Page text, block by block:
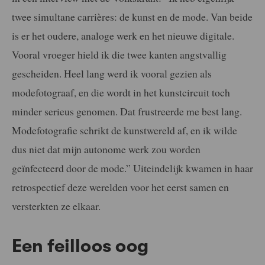
twee simultane carrières: de kunst en de mode. Van beide
is er het oudere, analoge werk en het nieuwe digitale.
Vooral vroeger hield ik die twee kanten angstvallig
gescheiden. Heel lang werd ik vooral gezien als
modefotograaf, en die wordt in het kunstcircuit toch
minder serieus genomen. Dat frustreerde me best lang.
Modefotografie schrikt de kunstwereld af, en ik wilde
dus niet dat mijn autonome werk zou worden
geïnfecteerd door de mode.” Uiteindelijk kwamen in haar
retrospectief deze werelden voor het eerst samen en
versterkten ze elkaar.
Een feilloos oog